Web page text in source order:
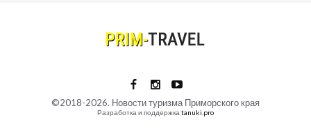
©2018-2026. Новости туризма Приморского края
Разработка и поддержкаtanuki.pro